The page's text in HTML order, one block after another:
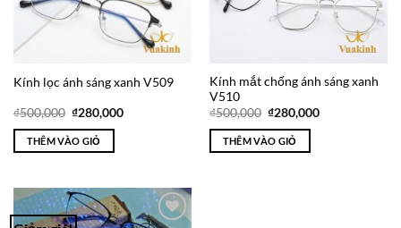
Kính lọc ánh sáng xanh V509
₫500,000 Giá
là:
₫500,000.
₫280,000Giá
THÊM VÀO GIỎ
Kính mắt chống ánh sáng xanh
V510
₫500,000 Giá
là:
₫500,000.
₫280,000Giá
THÊM VÀO GIỎ